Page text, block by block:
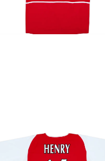
2002-04 Arsenal Home Shirt
Henry #14 - 9/10 - (L)